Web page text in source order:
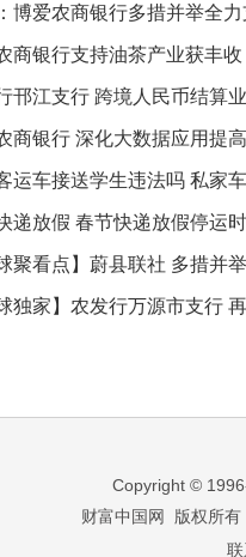
博爱农商银行多措并举全
商银行支持油茶产业获丰收
邗江支行 跨境人民币结算
商银行 深化大数据应用提
运车接送学生违法吗 私家
递放假 春节快递放假停运
聚看点】蔚县联社 多措并
独家】农发行万源市支行
Copyright ©
财富中国网
版权所有